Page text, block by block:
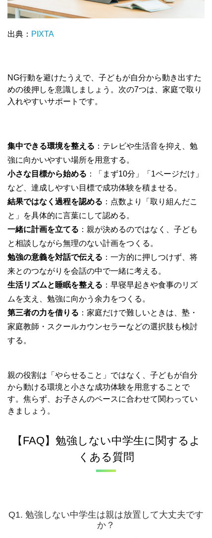
出典： PIXTA
NG行動を避けたうえで、子どもが自分から動き出すた
めの後押しを意識しましょう。次の7つは、家庭で取り
入れやすいサポートです。
集中できる環境を整える ：テレビや生活音を抑え、勉
強に向かいやすい場所を用意する。
小さな目標から始める ：「まず10分」「1ページだけ」
など、達成しやすい目標で成功体験を積ませる。
結果ではなく過程を認める ：点数より「取り組んだこ
と」を具体的に言葉にして認める。
一緒に計画を立てる ：親が決めるのではなく、子ども
と相談しながら無理のない計画をつくる。
勉強の意義を対話で伝える ：一方的に押しつけず、将
来とのつながりを会話の中で一緒に考える。
生活リズムと睡眠を整える ：早寝早起きや食事のリズ
ムを支え、勉強に向かう余力をつくる。
第三者の力を借りる ：家庭だけで難しいときは、塾・
家庭教師・スクールカウンセラーなどの選択肢も検討
する。
親の役割は「やらせること」ではなく、子どもが自分
から動ける環境と小さな成功体験を用意することで
す。焦らず、お子さんのペースに合わせて関わってい
きましょう。
【FAQ】勉強しない中学生に関するよ
くある質問
Q1. 勉強しない中学生は親は放置して大丈夫です
か？